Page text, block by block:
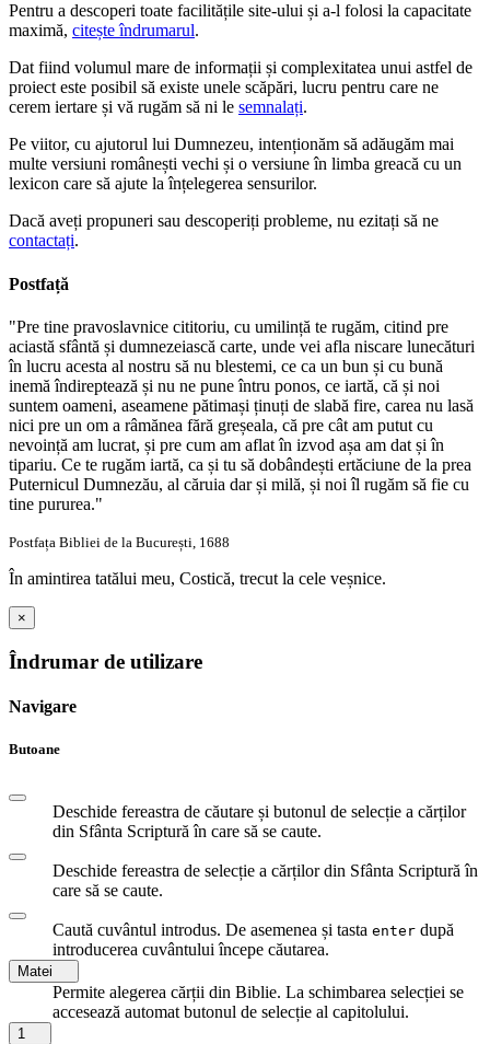
Pentru a descoperi toate facilitățile site-ului și a-l folosi la capacitate
maximă, citește îndrumarul.
Dat fiind volumul mare de informații și complexitatea unui astfel de
proiect este posibil să existe unele scăpări, lucru pentru care ne
cerem iertare și vă rugăm să ni le semnalați.
Pe viitor, cu ajutorul lui Dumnezeu, intenționăm să adăugăm mai
multe versiuni românești vechi și o versiune în limba greacă cu un
lexicon care să ajute la înțelegerea sensurilor.
Dacă aveți propuneri sau descoperiți probleme, nu ezitați să ne
contactați.
Postfață
"Pre tine pravoslavnice cititoriu, cu umilință te rugăm, citind pre
aciastă sfântă și dumnezeiască carte, unde vei afla niscare lunecături
în lucru acesta al nostru să nu blestemi, ce ca un bun și cu bună
inemă îndireptează și nu ne pune întru ponos, ce iartă, că și noi
suntem oameni, aseamene pătimași ținuți de slabă fire, carea nu lasă
nici pre un om a râmănea fără greșeala, că pre cât am putut cu
nevoință am lucrat, și pre cum am aflat în izvod așa am dat și în
tipariu. Ce te rugăm iartă, ca și tu să dobândești ertăciune de la prea
Puternicul Dumnezău, al căruia dar și milă, și noi îl rugăm să fie cu
tine pururea."
Postfața Bibliei de la București, 1688
În amintirea tatălui meu, Costică, trecut la cele veșnice.
×
Îndrumar de utilizare
Navigare
Butoane
Deschide fereastra de căutare și butonul de selecție a cărților
din Sfânta Scriptură în care să se caute.
Deschide fereastra de selecție a cărților din Sfânta Scriptură în
care să se caute.
Caută cuvântul introdus. De asemenea și tasta enter după
introducerea cuvântului începe căutarea.
Matei
Permite alegerea cărții din Biblie. La schimbarea selecției se
accesează automat butonul de selecție al capitolului.
1